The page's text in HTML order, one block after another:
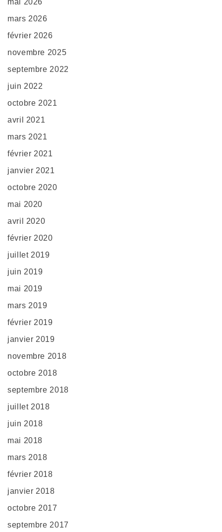
mai 2026
mars 2026
février 2026
novembre 2025
septembre 2022
juin 2022
octobre 2021
avril 2021
mars 2021
février 2021
janvier 2021
octobre 2020
mai 2020
avril 2020
février 2020
juillet 2019
juin 2019
mai 2019
mars 2019
février 2019
janvier 2019
novembre 2018
octobre 2018
septembre 2018
juillet 2018
juin 2018
mai 2018
mars 2018
février 2018
janvier 2018
octobre 2017
septembre 2017